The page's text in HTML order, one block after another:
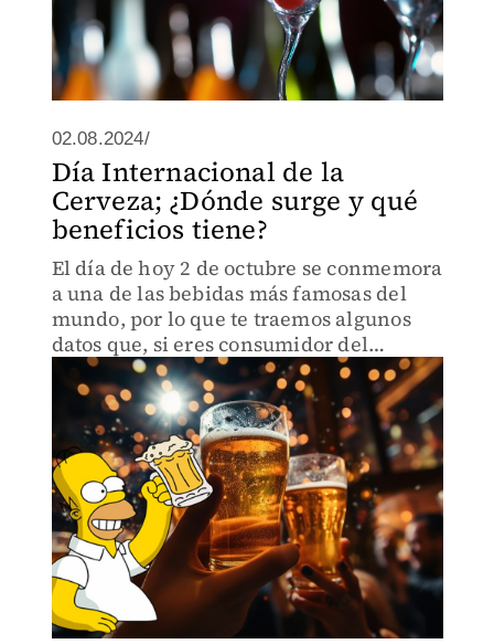
02.08.2024/
Día Internacional de la
Cerveza; ¿Dónde surge y qué
beneficios tiene?
El día de hoy 2 de octubre se conmemora
a una de las bebidas más famosas del
mundo, por lo que te traemos algunos
datos que, si eres consumidor del
producto, serán de tu interés.